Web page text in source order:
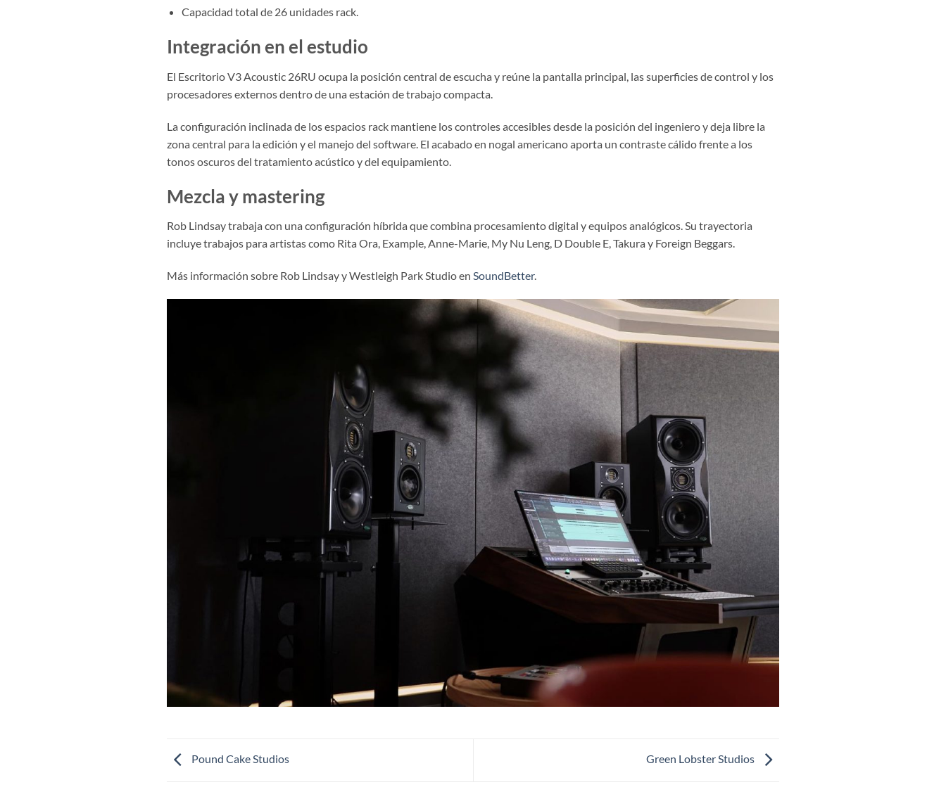
Capacidad total de 26 unidades rack.
Integración en el estudio
El Escritorio V3 Acoustic 26RU ocupa la posición central de escucha y reúne la pantalla principal, las superficies de control y los
procesadores externos dentro de una estación de trabajo compacta.
La configuración inclinada de los espacios rack mantiene los controles accesibles desde la posición del ingeniero y deja libre la
zona central para la edición y el manejo del software. El acabado en nogal americano aporta un contraste cálido frente a los
tonos oscuros del tratamiento acústico y del equipamiento.
Mezcla y mastering
Rob Lindsay trabaja con una configuración híbrida que combina procesamiento digital y equipos analógicos. Su trayectoria
incluye trabajos para artistas como Rita Ora, Example, Anne-Marie, My Nu Leng, D Double E, Takura y Foreign Beggars.
Más información sobre Rob Lindsay y Westleigh Park Studio en SoundBetter.
Pound Cake Studios Green Lobster Studios